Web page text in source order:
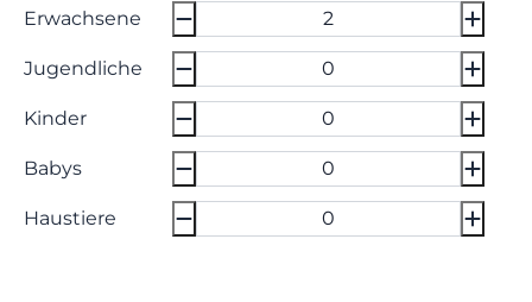
Erwachsene
Jugendliche
Kinder
Babys
Haustiere